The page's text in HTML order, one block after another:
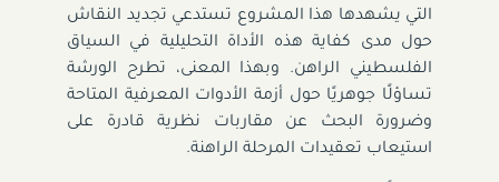
التي يشهدها هذا المشروع تستدعي تجديد النقاش
حول مدى كفاية هذه الأداة التحليلية في السياق
الفلسطيني الراهن. وبهذا المعنى، تطرح الورشة
تساؤلًا جوهريًا حول أزمة الأدوات المعرفية المتاحة
وضرورة البحث عن مقاربات نظرية قادرة على
استيعاب تعقيدات المرحلة الراهنة.